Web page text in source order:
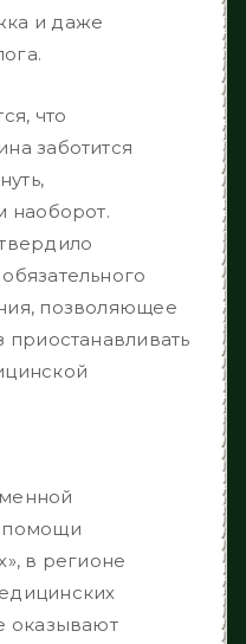
и даже
что
заботится
наоборот.
позволяющее
приостанавливать
помощи
в регионе
оказывают